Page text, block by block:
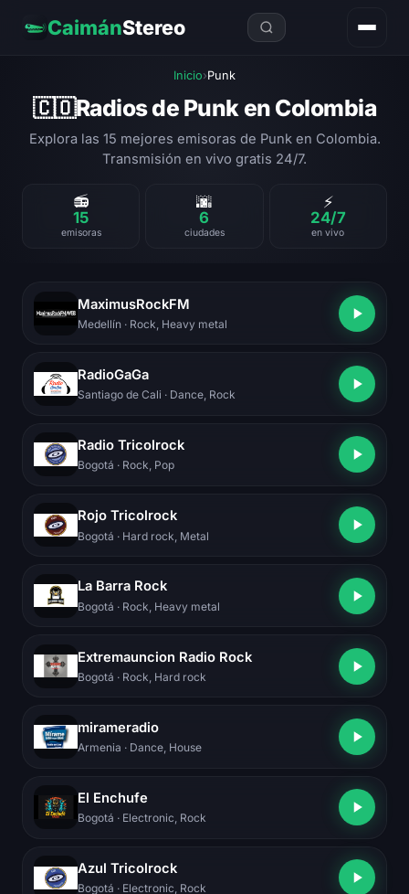
CaimánStereo
Inicio›Punk
🇨🇴Radios de Punk en Colombia
Explora las 15 mejores emisoras de Punk en Colombia.
Transmisión en vivo gratis 24/7.
📻
15
emisoras
🌆
6
ciudades
⚡
24/7
en vivo
MaximusRockFM
Medellín · Rock, Heavy metal
RadioGaGa
Santiago de Cali · Dance, Rock
Radio Tricolrock
Bogotá · Rock, Pop
Rojo Tricolrock
Bogotá · Hard rock, Metal
La Barra Rock
Bogotá · Rock, Heavy metal
Extremauncion Radio Rock
Bogotá · Rock, Hard rock
mirameradio
Armenia · Dance, House
El Enchufe
Bogotá · Electronic, Rock
Azul Tricolrock
Bogotá · Electronic, Rock